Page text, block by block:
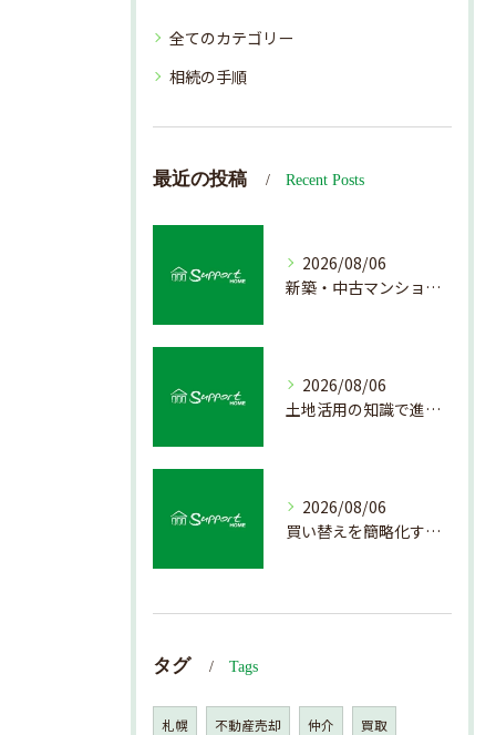
全てのカテゴリー
相続の手順
最近の投稿 Recent Posts
2026/08/06
新築・中古マンション売却の価値を見極める査定方法
2026/08/06
土地活用の知識で進める不動産売却成功法
2026/08/06
買い替えを簡略化する不動産売却の流れ解説
タグ Tags
札幌 不動産売却 仲介 買取